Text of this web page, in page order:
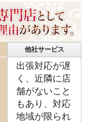
他社サービス
出張対応が遅
く、近隣に店
舗がないこと
もあり、対応
地域が限られ